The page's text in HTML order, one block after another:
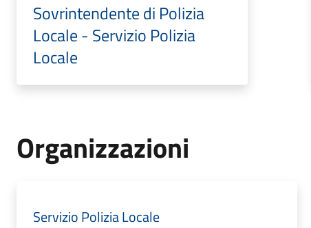
Sovrintendente di Polizia
Locale - Servizio Polizia
Locale
Organizzazioni
Servizio Polizia Locale